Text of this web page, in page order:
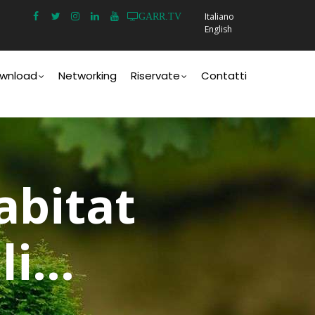
GARR.TV
Italiano
English
Networking Riservate Contatti